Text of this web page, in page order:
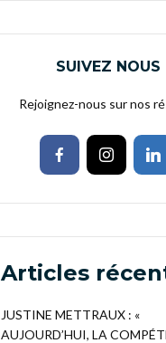
SUIVEZ NOUS
Rejoignez-nous sur nos
Articles
JUSTINE METTRAUX : «
AUJOURD’HUI, LA